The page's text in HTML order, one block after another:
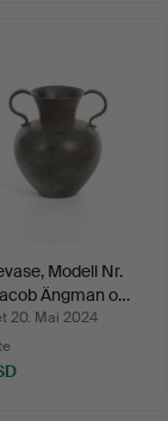
Modell Nr.
Ängman o…
20. Mai 2024